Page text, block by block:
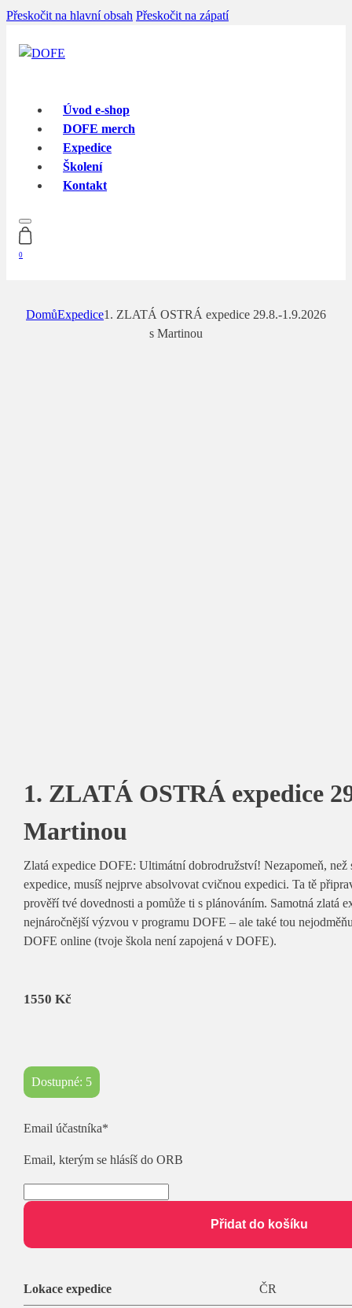
Přeskočit na hlavní obsah Přeskočit na zápatí
Úvod e-shop
DOFE merch
Expedice
Školení
Kontakt
0
DomůExpedice1. ZLATÁ OSTRÁ expedice 29.8.-1.9.2026
s Martinou
1. ZLATÁ OSTRÁ expedice
Martinou
Zlatá expedice DOFE: Ultimátní dobrodružství! Nezapomeň, než
expedice, musíš nejprve absolvovat cvičnou expedici. Ta tě
prověří tvé dovednosti a pomůže ti s plánováním. Samotná zlatá
nejnáročnější výzvou v programu DOFE – ale také tou
DOFE online (tvoje škola není zapojená v DOFE).
1550 Kč
Dostupné: 5
Email účastníka*(required)
Email, kterým se hlásíš do ORB
Přidat do košíku
Lokace expedice ČR